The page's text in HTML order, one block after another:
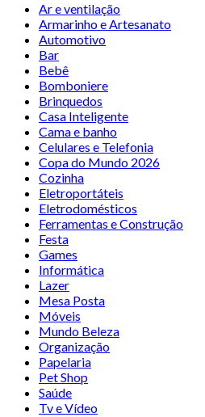
Ar e ventilação
Armarinho e Artesanato
Automotivo
Bar
Bebê
Bomboniere
Brinquedos
Casa Inteligente
Cama e banho
Celulares e Telefonia
Copa do Mundo 2026
Cozinha
Eletroportáteis
Eletrodomésticos
Ferramentas e Construção
Festa
Games
Informática
Lazer
Mesa Posta
Móveis
Mundo Beleza
Organização
Papelaria
Pet Shop
Saúde
Tv e Vídeo